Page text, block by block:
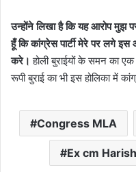
उन्होंने लिखा है कि यह आरोप मुझ
हूँ कि कांग्रेस पार्टी मेरे पर लगे
करे। होली बुराईयों के समन का
रूपी बुराई का भी इस होलिका में
Congress MLA
Ex cm